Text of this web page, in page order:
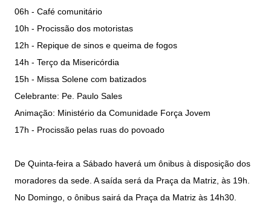
06h - Café comunitário
10h - Procissão dos motoristas
12h - Repique de sinos e queima de fogos
14h - Terço da Misericórdia
15h - Missa Solene com batizados
Celebrante: Pe. Paulo Sales
Animação: Ministério da Comunidade Força Jovem
17h - Procissão pelas ruas do povoado
De Quinta-feira a Sábado haverá um ônibus à disposição dos
moradores da sede. A saída será da Praça da Matriz, às 19h.
No Domingo, o ônibus sairá da Praça da Matriz às 14h30.